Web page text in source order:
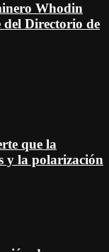
Whodin
del Directorio de
que la
y la polarización